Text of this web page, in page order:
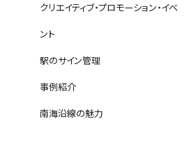
クリエイティブ・プロモーション・イベ
ント
駅のサイン管理
事例紹介
南海沿線の魅力